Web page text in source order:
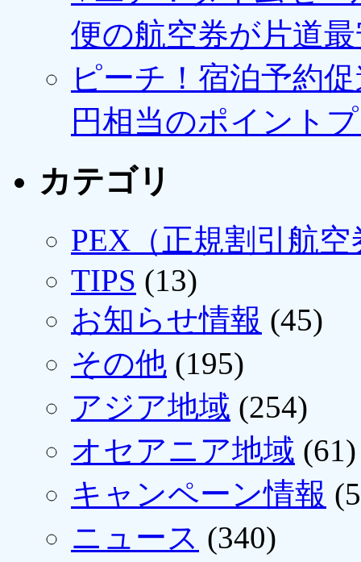
便の航空券が片道最
ピーチ！宿泊予約
円相当のポイント
カテゴリ
PEX（正規割引航空
TIPS (13)
お知らせ情報 (45)
その他 (195)
アジア地域 (254)
オセアニア地域 (61)
キャンペーン情報
ニュース (340)